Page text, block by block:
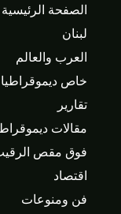
الصفحة الرئيسية
لبنان
العرب والعالم
خاص ديموقراطيا
تقارير
مقالات
فوق مقص
اقتصاد
فن ومنوعات